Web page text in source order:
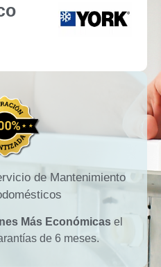
de Mantenimiento
Más Económicas el
de 6 meses.